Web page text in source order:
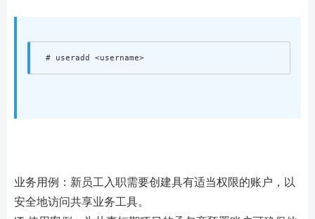
业务用例：新员工入职需要创建具有适当权限的账户，以
安全地访问共享业务工具。